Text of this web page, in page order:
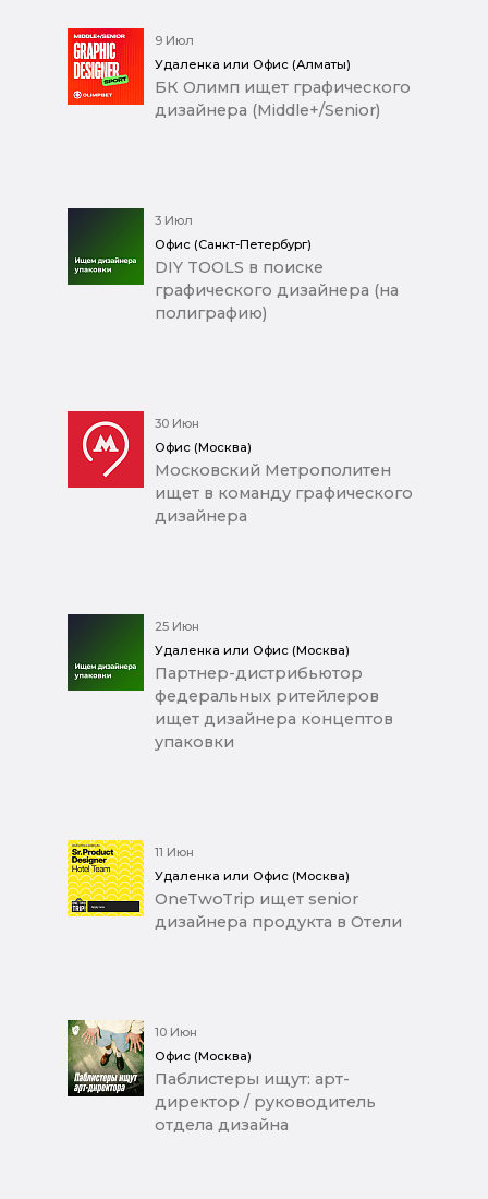
9 Июл
Удаленка или Офис (Алматы)
БК Олимп ищет графического
дизайнера (Middle+/Senior)
3 Июл
Офис (Санкт-Петербург)
DIY TOOLS в поиске
графического дизайнера (на
полиграфию)
30 Июн
Офис (Москва)
Московский Метрополитен
ищет в команду графического
дизайнера
25 Июн
Удаленка или Офис (Москва)
Партнер-дистрибьютор
федеральных ритейлеров
ищет дизайнера концептов
упаковки
11 Июн
Удаленка или Офис (Москва)
OneTwoTrip ищет senior
дизайнера продукта в Отели
10 Июн
Офис (Москва)
Паблистеры ищут: арт-
директор / руководитель
отдела дизайна